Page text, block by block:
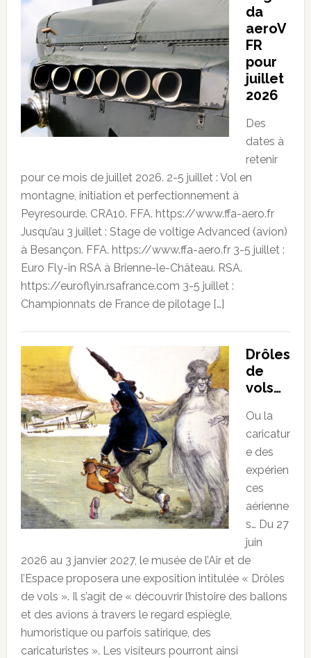
da
aeroV
FR
pour
juillet
2026
Des
dates à
retenir
pour ce mois de juillet 2026. 2-5 juillet : Vol en
montagne, initiation et perfectionnement à
Peyresourde. CRA10. FFA. https://www.ffa-aero.fr
Jusqu’au 3 juillet : Stage de voltige Advanced (avion)
à Besançon. FFA. https://www.ffa-aero.fr 3-5 juillet :
Euro Fly-in RSA à Brienne-le-Château. RSA.
https://euroflyin.rsafrance.com 3-5 juillet :
Championnats de France de pilotage […]
Drôles
de
vols…
Ou la
caricatur
e des
expérien
ces
aérienne
s… Du 27
juin
2026 au 3 janvier 2027, le musée de l’Air et de
l’Espace proposera une exposition intitulée « Drôles
de vols ». Il s’agit de « découvrir l’histoire des ballons
et des avions à travers le regard espiègle,
humoristique ou parfois satirique, des
caricaturistes ». Les visiteurs pourront ainsi